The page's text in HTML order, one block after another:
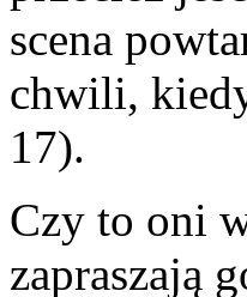
scena
chwili,
17).
Czy to oni
zapraszają